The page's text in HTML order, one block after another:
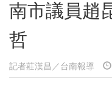
南市議員趙
哲
記者莊漢昌／台南報導